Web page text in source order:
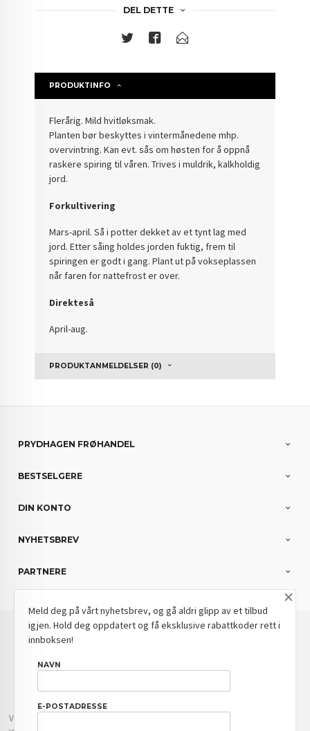
DEL DETTE
PRODUKTINFO
Flerårig. Mild hvitløksmak.
Planten bør beskyttes i vintermånedene mhp.
overvintring. Kan evt. sås om høsten for å oppnå
raskere spiring til våren. Trives i muldrik, kalkholdig
jord.
Forkultivering
Mars-april.Så i potter dekket av et tynt lag med
jord. Etter såing holdes jorden fuktig, frem til
spiringen er godt i gang.Plant ut på vokseplassen
når faren for nattefrost er over.
Direkteså
April-aug.
PRODUKTANMELDELSER (0)
PRYDHAGEN FRØHANDEL
BESTSELGERE
DIN KONTO
NYHETSBREV
PARTNERE
Norwegian
FRAKT
Vår nettbutikk bruker cookies slik at du får en bedre kjøpsopplevelse og vi kan
×
Meld deg på vårt nyhetsbrev, og gå aldri glipp av et tilbud
igjen. Hold deg oppdatert og få eksklusive rabattkoder rett i
innboksen!
NAVN
E-POSTADRESSE